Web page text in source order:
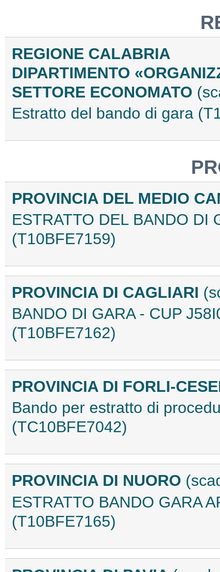
REGIONE CALABRIA
DIPARTIMENTO
SETTORE ECONOMATO
Estratto del bando di gara
PROVINCIA DEL MEDIO
ESTRATTO DEL BANDO DI
(T10BFE7159)
PROVINCIA DI CAGLIARI
BANDO DI GARA - CUP
(T10BFE7162)
PROVINCIA DI FORLI-
Bando per estratto di
(TC10BFE7042)
PROVINCIA DI NUORO
ESTRATTO BANDO GARA
(T10BFE7165)